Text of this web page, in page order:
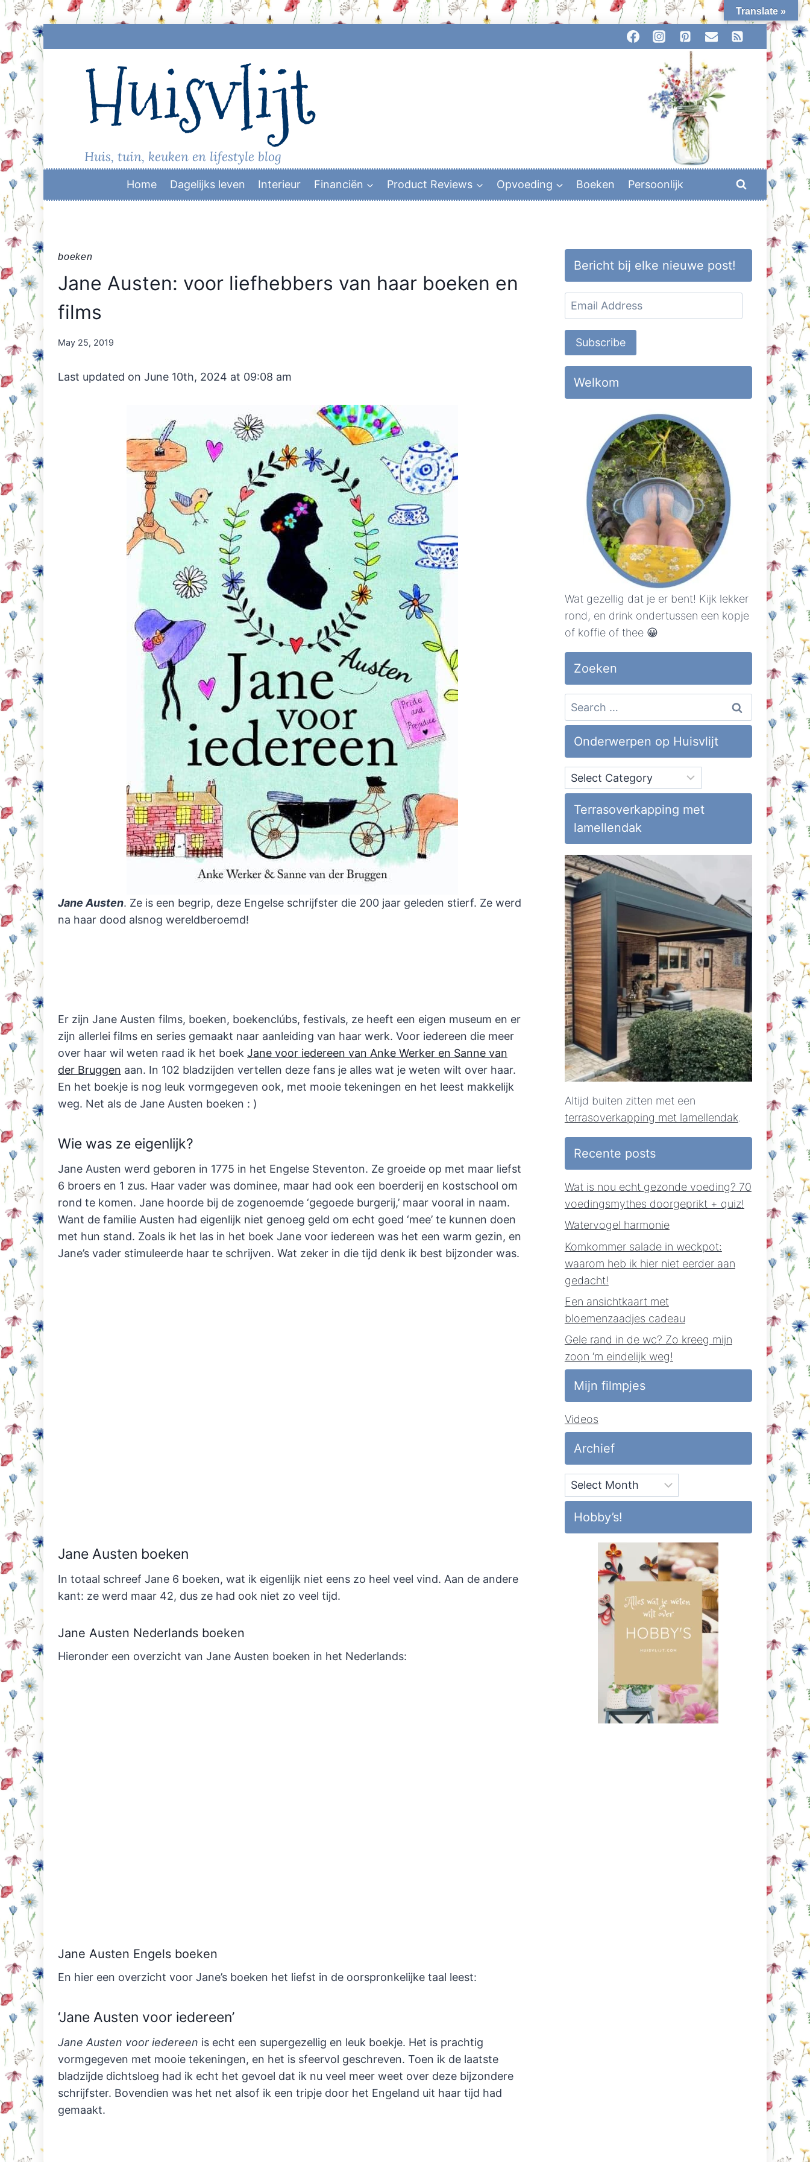
Skip
to
Huisvlijt
Huis, tuin, keuken en lifestyle blog
Home Dagelijks leven Interieur Financiën Product Reviews Opvoeding Boeken Persoonlijk
boeken
Jane Austen: voor liefhebbers van haar boeken en
films
By
May 25, 2019
Last updated on June 10th, 2024 at 09:08 am
Jane Austen. Ze is een begrip, deze Engelse schrijfster die 200 jaar geleden stierf. Ze werd
na haar dood alsnog wereldberoemd!
Er zijn Jane Austen films, boeken, boekenclúbs, festivals, ze heeft een eigen museum en er
zijn allerlei films en series gemaakt naar aanleiding van haar werk. Voor iedereen die meer
over haar wil weten raad ik het boek Jane voor iedereen van Anke Werker en Sanne van
der Bruggen aan. In 102 bladzijden vertellen deze fans je alles wat je weten wilt over haar.
En het boekje is nog leuk vormgegeven ook, met mooie tekeningen en het leest makkelijk
weg. Net als de Jane Austen boeken : )
Wie was ze eigenlijk?
Jane Austen werd geboren in 1775 in het Engelse Steventon. Ze groeide op met maar liefst
6 broers en 1 zus. Haar vader was dominee, maar had ook een boerderij en kostschool om
rond te komen. Jane hoorde bij de zogenoemde ‘gegoede burgerij,’ maar vooral in naam.
Want de familie Austen had eigenlijk niet genoeg geld om echt goed ‘mee’ te kunnen doen
met hun stand. Zoals ik het las in het boek Jane voor iedereen was het een warm gezin, en
Jane’s vader stimuleerde haar te schrijven. Wat zeker in die tijd denk ik best bijzonder was.
Jane Austen boeken
In totaal schreef Jane 6 boeken, wat ik eigenlijk niet eens zo heel veel vind. Aan de andere
kant: ze werd maar 42, dus ze had ook niet zo veel tijd.
Jane Austen Nederlands boeken
Hieronder een overzicht van Jane Austen boeken in het Nederlands:
Jane Austen Engels boeken
En hier een overzicht voor Jane’s boeken het liefst in de oorspronkelijke taal leest:
‘Jane Austen voor iedereen’
Jane Austen voor iedereen is echt een supergezellig en leuk boekje. Het is prachtig
vormgegeven met mooie tekeningen, en het is sfeervol geschreven. Toen ik de laatste
bladzijde dichtsloeg had ik echt het gevoel dat ik nu veel meer weet over deze bijzondere
schrijfster. Bovendien was het net alsof ik een tripje door het Engeland uit haar tijd had
gemaakt.
Bericht bij elke nieuwe post!
Email
Address
Subscribe
Welkom
Wat gezellig dat je er bent! Kijk lekker
rond, en drink ondertussen een kopje
of koffie of thee 😀
Zoeken
Search
for:
Onderwerpen op Huisvlijt
Onderwerpen
op
Huisvlijt
Terrasoverkapping met
lamellendak
Altijd buiten zitten met een
terrasoverkapping met lamellendak.
Recente posts
Wat is nou echt gezonde voeding? 70
voedingsmythes doorgeprikt + quiz!
Watervogel harmonie
Komkommer salade in weckpot:
waarom heb ik hier niet eerder aan
gedacht!
Een ansichtkaart met
bloemenzaadjes cadeau
Gele rand in de wc? Zo kreeg mijn
zoon ‘m eindelijk weg!
Mijn filmpjes
Videos
Archief
Archief
Hobby’s!
Translate »